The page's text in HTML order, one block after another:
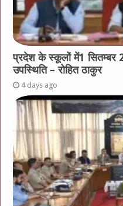
प्रदेश के स्कूलों में1 सितम्बर
उपस्थिति – रोहित ठाकुर
4 days ago